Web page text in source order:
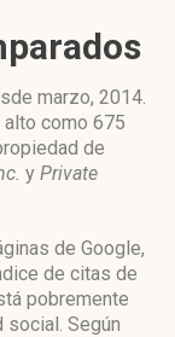
marzo, 2014.
como 675
de
y Private
de Google,
de citas de
pobremente
social. Según